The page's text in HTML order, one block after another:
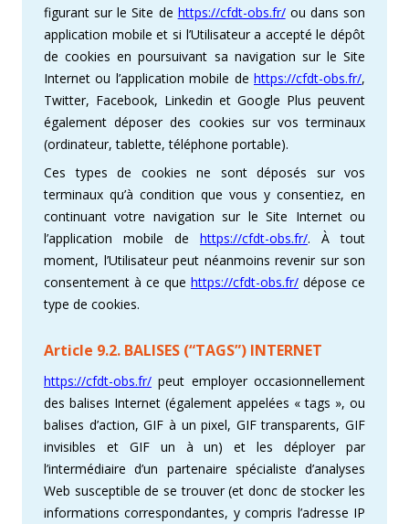
figurant sur le Site de https://cfdt-obs.fr/ou dans son
application mobile et si l’Utilisateur a accepté le dépôt
de cookies en poursuivant sa navigation sur le Site
Internet ou l’application mobile de https://cfdt-obs.fr/,
Twitter, Facebook, Linkedin et Google Plus peuvent
également déposer des cookies sur vos terminaux
(ordinateur, tablette, téléphone portable).
Ces types de cookies ne sont déposés sur vos
terminaux qu’à condition que vous y consentiez, en
continuant votre navigation sur le Site Internet ou
l’application mobile de https://cfdt-obs.fr/. À tout
moment, l’Utilisateur peut néanmoins revenir sur son
consentement à ce que https://cfdt-obs.fr/ dépose ce
type de cookies.
Article 9.2. BALISES (“TAGS”) INTERNET
https://cfdt-obs.fr/ peut employer occasionnellement
des balises Internet (également appelées « tags », ou
balises d’action, GIF à un pixel, GIF transparents, GIF
invisibles et GIF un à un) et les déployer par
l’intermédiaire d’un partenaire spécialiste d’analyses
Web susceptible de se trouver (et donc de stocker les
informations correspondantes, y compris l’adresse IP